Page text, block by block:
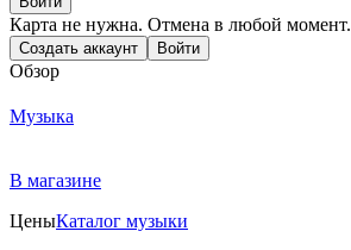
Карта не нужна. Отмена в любой момент.
Создать аккаунт Войти
Обзор
Музыка
В магазине
ЦеныКаталог музыки